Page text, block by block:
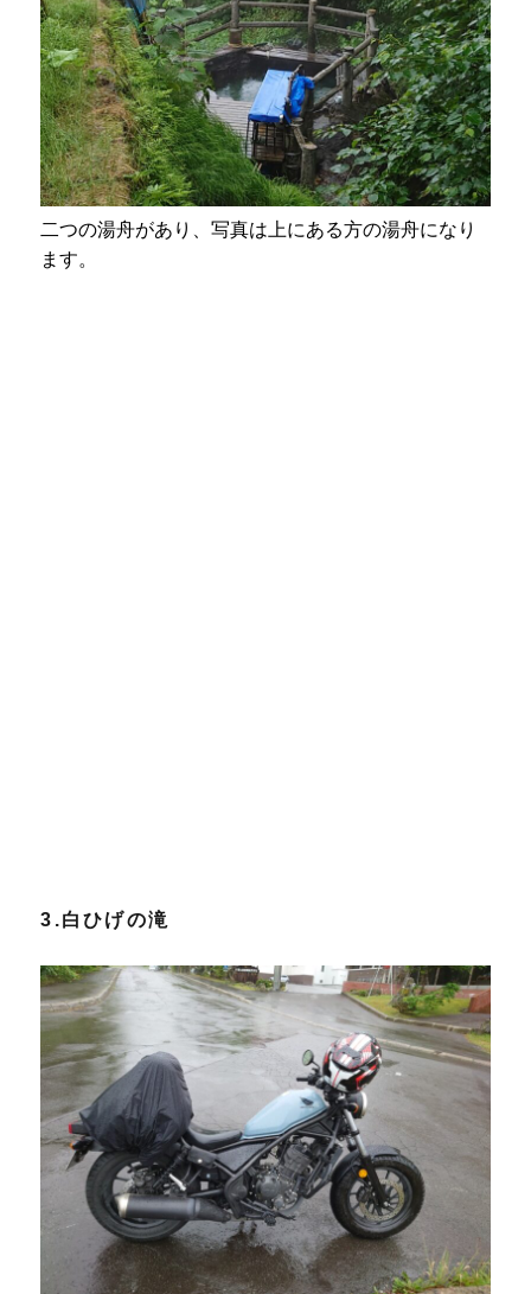
二つの湯舟があり、写真は上にある方の湯舟になり
ます。
3.白ひげの滝